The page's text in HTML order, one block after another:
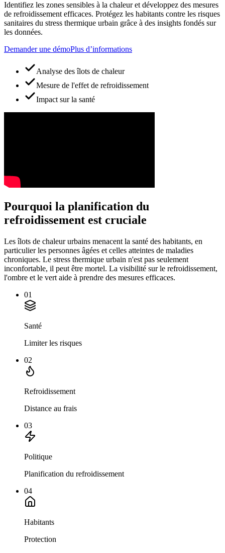
Identifiez les zones sensibles à la chaleur et développez des mesures
de refroidissement efficaces. Protégez les habitants contre les risques
sanitaires du stress thermique urbain grâce à des insights fondés sur
les données.
Demander une démoPlus d’informations
Analyse des îlots de chaleur
Mesure de l'effet de refroidissement
Impact sur la santé
Pourquoi la planification du
refroidissement est cruciale
Les îlots de chaleur urbains menacent la santé des habitants, en
particulier les personnes âgées et celles atteintes de maladies
chroniques. Le stress thermique urbain n'est pas seulement
inconfortable, il peut être mortel. La visibilité sur le refroidissement,
l'ombre et le vert aide à prendre des mesures efficaces.
01
Santé
Limiter les risques
02
Refroidissement
Distance au frais
03
Politique
Planification du refroidissement
04
Habitants
Protection